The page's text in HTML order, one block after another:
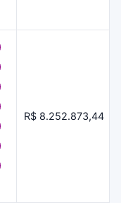
R$ 8.252.873,44